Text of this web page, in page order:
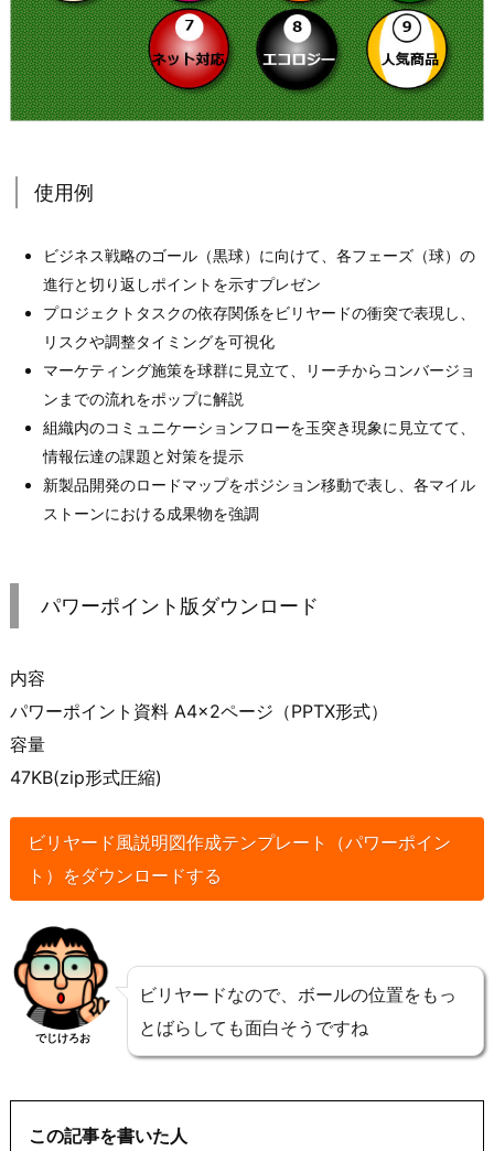
使用例
ビジネス戦略のゴール（黒球）に向けて、各フェーズ（球）の
進行と切り返しポイントを示すプレゼン
プロジェクトタスクの依存関係をビリヤードの衝突で表現し、
リスクや調整タイミングを可視化
マーケティング施策を球群に見立て、リーチからコンバージョ
ンまでの流れをポップに解説
組織内のコミュニケーションフローを玉突き現象に見立てて、
情報伝達の課題と対策を提示
新製品開発のロードマップをポジション移動で表し、各マイル
ストーンにおける成果物を強調
パワーポイント版ダウンロード
内容
パワーポイント資料 A4×2ページ（PPTX形式）
容量
47KB(zip形式圧縮)
ビリヤード風説明図作成テンプレート（パワーポイン
ト）をダウンロードする
でじけろお
ビリヤードなので、ボールの位置をもっ
とばらしても面白そうですね
この記事を書いた人